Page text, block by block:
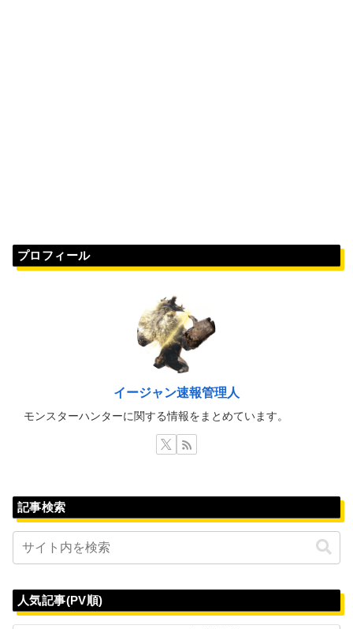
プロフィール
イージャン速報管理人
モンスターハンターに関する情報をまとめています。
記事検索
人気記事(PV順)